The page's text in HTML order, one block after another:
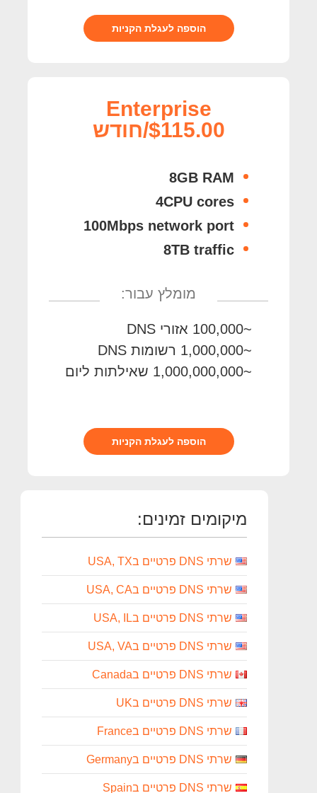
הוספה לעגלת הקניות
Enterprise
$115.00/חודש
8GB RAM
4CPU cores
100Mbps network port
8TB traffic
מומלץ עבור:
~100,000 אזורי DNS
~1,000,000 רשומות DNS
~1,000,000,000 שאילתות ליום
הוספה לעגלת הקניות
מיקומים זמינים:
שרתי DNS פרטיים בUSA, TX
שרתי DNS פרטיים בUSA, CA
שרתי DNS פרטיים בUSA, IL
שרתי DNS פרטיים בUSA, VA
שרתי DNS פרטיים בCanada
שרתי DNS פרטיים בUK
שרתי DNS פרטיים בFrance
שרתי DNS פרטיים בGermany
שרתי DNS פרטיים בSpain